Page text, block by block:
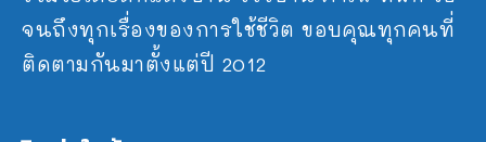
จนถึงทุกเรื่องของการใช้ชีวิต ขอบคุณทุกคนที่
ติดตามกันมาตั้งแต่ปี 2012